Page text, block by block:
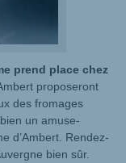
prend place chez
proposeront
des fromages
un amuse-
d’Ambert. Rendez-
bien sûr.